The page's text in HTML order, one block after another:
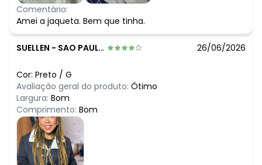
Comentário:
Amei a jaqueta. Bem que tinha.
SUELLEN - SAO PAULO - SP 26/06/2026
Cor: Preto / G
Avaliação geral do produto: Ótimo
Largura: Bom
Comprimento: Bom